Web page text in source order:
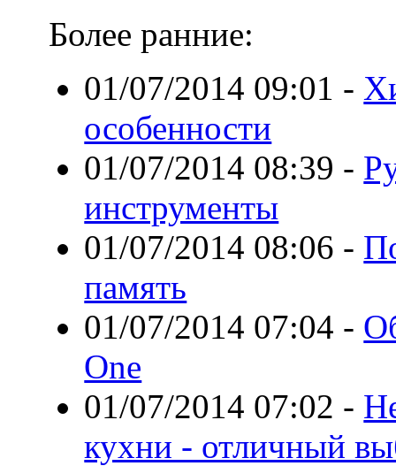
Более ранние:
01/07/2014 09:01 -
особенности
01/07/2014 08:39 -
инструменты
01/07/2014 08:06 -
память
01/07/2014 07:04 -
One
01/07/2014 07:02 -
кухни - отличный